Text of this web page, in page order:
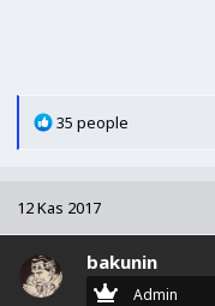
T
i
l
e
r
35 people
12 Kas 2017
bakunin
Admin